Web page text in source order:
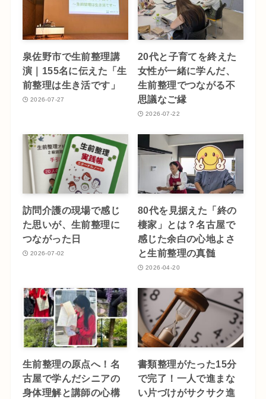
泉佐野市で生前整理講
演｜155名に伝えた「生
前整理は生き活です」
2026-07-27
20代と子育てを終えた
女性が一緒に学んだ、
生前整理でつながる不
思議なご縁
2026-07-22
訪問介護の現場で感じ
た思いが、生前整理に
つながった日
2026-07-02
80代を見据えた「終の
棲家」とは？名古屋で
感じた余白の心地よさ
と生前整理の真髄
2026-04-20
生前整理の原点へ！名
古屋で学んだシニアの
身体理解と講師の心構
書類整理がたった15分
で完了！一人で進まな
い片づけがサクサク進